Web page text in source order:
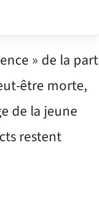
» de la part
être morte,
de la jeune
restent